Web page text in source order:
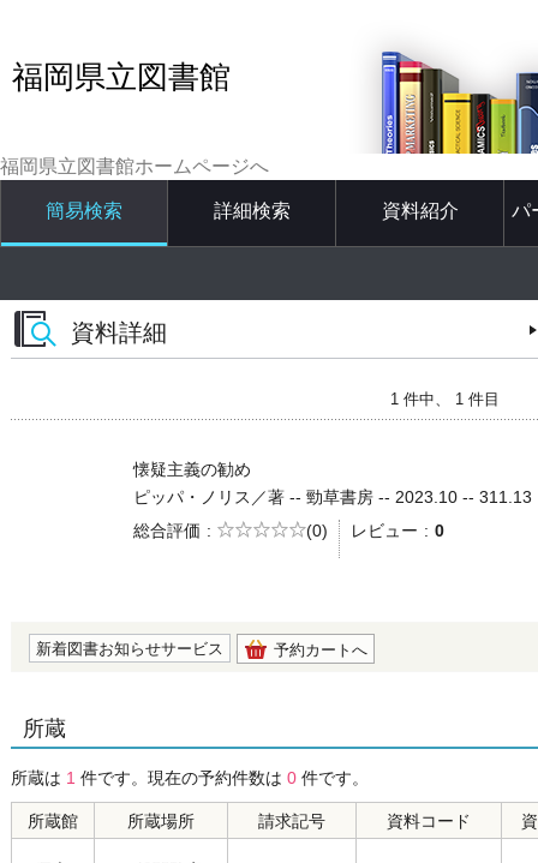
福岡県立図書館
福岡県立図書館ホームページへ
簡易検索 詳細検索 資料紹介 パ
資料詳細
1 件中、 1 件目
懐疑主義の勧め
ピッパ・ノリス／著 -- 勁草書房 -- 2023.10 -- 311.13
総合評価
5段階評価
(0) レビュー 0
新着図書お知らせサービス 予約カートへ
所蔵
所蔵は 1 件です。現在の予約件数は 0 件です。
所蔵館 所蔵場所 請求記号 資料コード